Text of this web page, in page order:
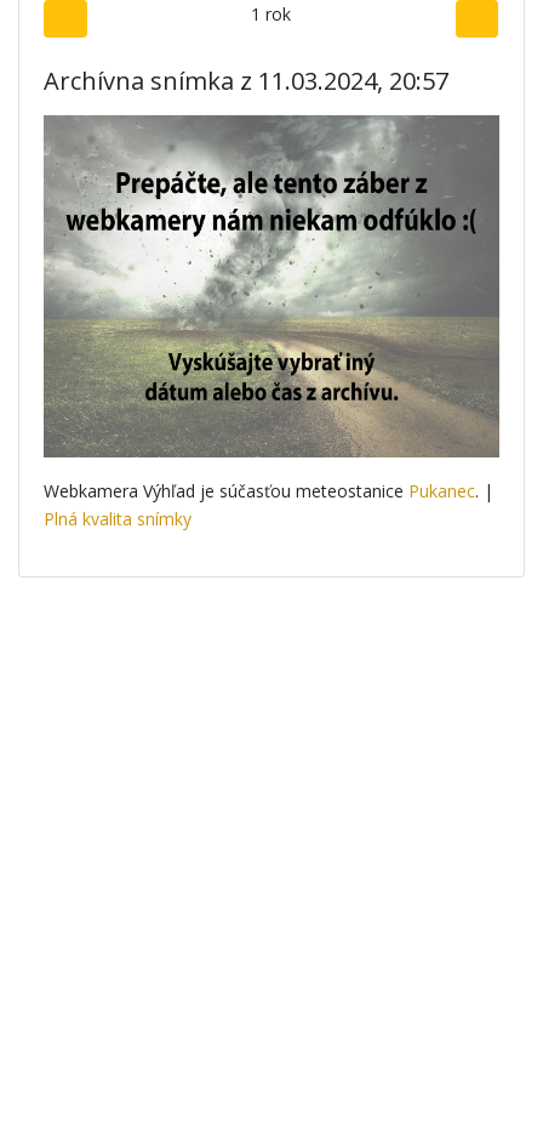
1 rok
Archívna snímka z 11.03.2024, 20:57
Webkamera Výhľad je súčasťou meteostanice Pukanec. |
Plná kvalita snímky